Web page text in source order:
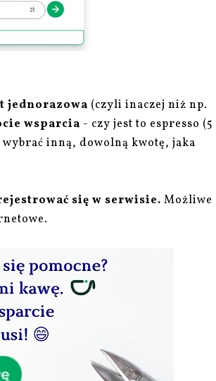
jednorazowa (czyli inaczej niż np.
wsparcia - czy jest to espresso (5
wybrać inną, dowolną kwotę, jaka
się w serwisie. Możliwe